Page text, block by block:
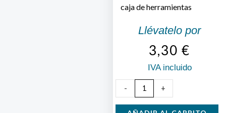
caja de herramientas
Llévatelo por
3,30 €
IVA incluido
-
Destornillador
Carrocero
+